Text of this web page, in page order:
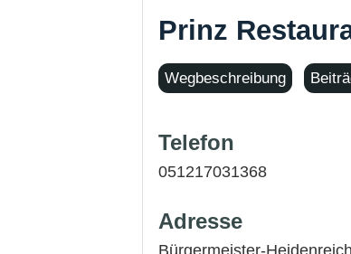
Prinz
Wegbeschreibung
Telefon
051217031368
Adresse
Bürgermeister-